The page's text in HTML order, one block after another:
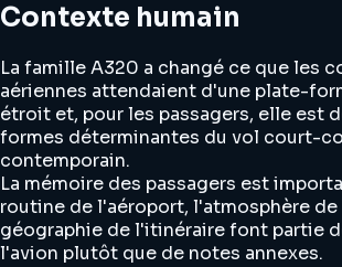
Contexte humain
La famille A320 a changé ce que les
aériennes attendaient d'une plate-
étroit et, pour les passagers, elle est
formes déterminantes du vol court-
contemporain.
La mémoire des passagers est
routine de l'aéroport, l'atmosphère de
géographie de l'itinéraire font partie
l'avion plutôt que de notes annexes.